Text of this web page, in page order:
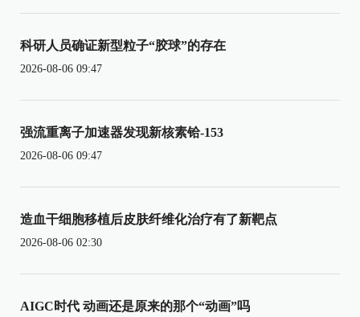
科研人员确证新型粒子“胶球”的存在
2026-08-06 09:47
强流重离子加速器发现新核素铪-153
2026-08-06 09:47
造血干细胞移植后皮肤纤维化治疗有了新靶点
2026-08-06 02:30
AIGC时代 动画还是原来的那个“动画”吗